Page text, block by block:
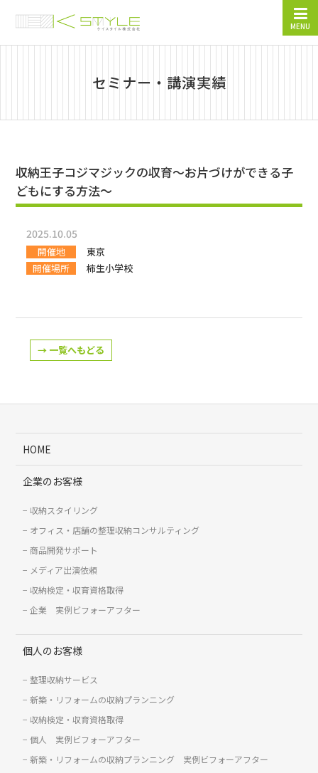
MENU
セミナー・講演実績
収納王子コジマジックの収育〜お片づけができる子
どもにする方法〜
2025.10.05
開催地
東京
開催場所
柿生小学校
→ 一覧へもどる
HOME
企業のお客様
収納スタイリング
オフィス・店舗の整理収納コンサルティング
商品開発サポート
メディア出演依頼
収納検定・収育資格取得
企業 実例ビフォーアフター
個人のお客様
整理収納サービス
新築・リフォームの収納プランニング
収納検定・収育資格取得
個人 実例ビフォーアフター
新築・リフォームの収納プランニング 実例ビフォーアフター